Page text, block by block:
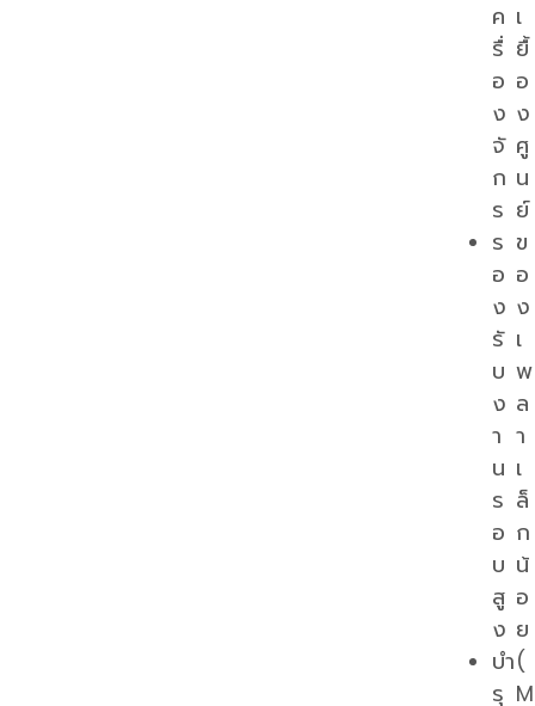
ค
รื่
อ
ง
จั
ก
ร
ร
อ
ง
รั
บ
ง
า
น
ร
อ
บ
สู
ง
บำ
รุ
เ
ยื้
อ
ง
ศู
น
ย์
ข
อ
ง
เ
พ
ล
า
เ
ล็
ก
น้
อ
ย
(
M